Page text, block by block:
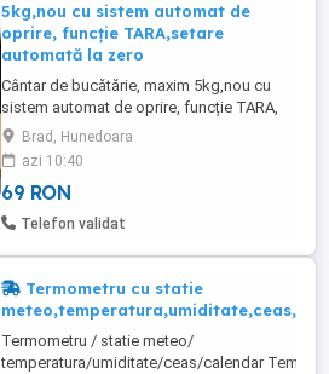
5kg,nou cu sistem automat de
oprire, funcție TARA,setare
automată la zero
Cântar de bucătărie, maxim 5kg,nou cu
sistem automat de oprire, funcție TARA,
setare automată la zero și indicator pentru
suprasarcină
Brad, Hunedoara
azi 10:40
69 RON
Telefon validat
Termometru cu statie
Termometru / statie meteo/
temperatura/umiditate/ceas/calendar